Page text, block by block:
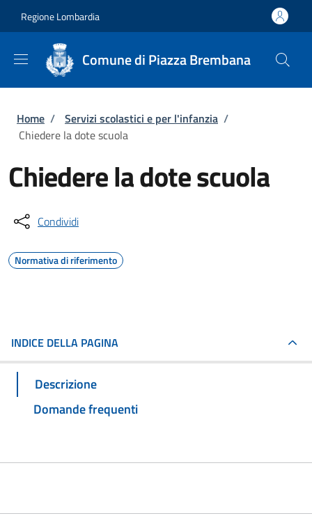
Regione Lombardia
Comune di Piazza Brembana
Briciole di pane
Home / Servizi scolastici e per l'infanzia /
Chiedere la dote scuola
Chiedere la dote scuola
Condividi
Normativa di riferimento
INDICE DELLA PAGINA
Descrizione
Domande frequenti